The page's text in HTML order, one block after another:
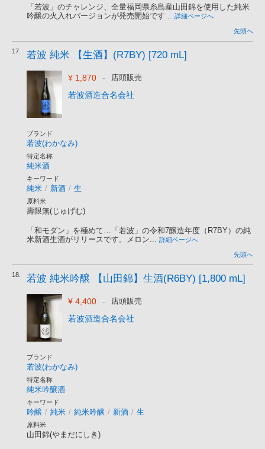
「若波」のチャレンジ、全量福岡県糸島産山田錦を使用した純米
吟醸の火入れバージョンが発売開始です... 詳細ページへ
先頭へ
17. 若波 純米 【生酒】(R7BY) [720 mL]
¥ 1,870 - 店頭販売
若波酒造合名会社
ブランド
若波(わかなみ)
特定名称
純米酒
キーワード
純米 / 新酒 / 生
原料米
壽限無(じゅげむ)
「和モダン」を極めて…「若波」の令和7醸造年度（R7BY）の純
米新酒生酒がリリースです。メロン... 詳細ページへ
先頭へ
18. 若波 純米吟醸 【山田錦】生酒(R6BY) [1,800 mL]
¥ 4,400 - 店頭販売
若波酒造合名会社
ブランド
若波(わかなみ)
特定名称
純米吟醸酒
キーワード
吟醸 / 純米 / 純米吟醸 / 新酒 / 生
原料米
山田錦(やまだにしき)